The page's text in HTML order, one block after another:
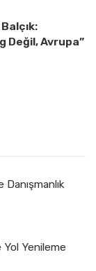
Değil, Avrupa”
Yol Yenileme